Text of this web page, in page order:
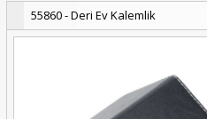
55860 - Deri Ev Kalemlik